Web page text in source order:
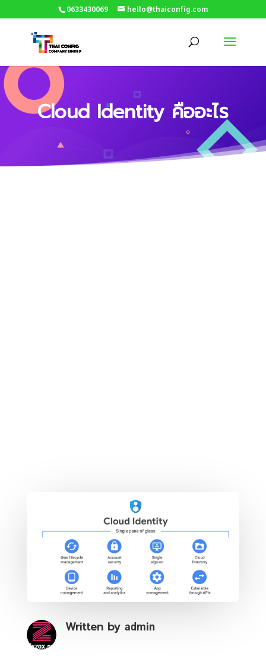
0633430069 hello@thaiconfig.com
Cloud Identity คืออะไร
Written by admin